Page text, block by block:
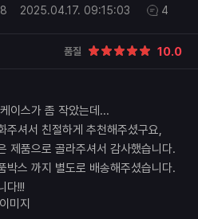
2025.04.17. 09:15:03 4
품질 10.0
이스가 좀 작았는데...
주셔서 친절하게 추천해주셨구요,
제품으로 골라주셔서 감사했습니다.
박스 까지 별도로 배송해주셨습니다.
다!!!